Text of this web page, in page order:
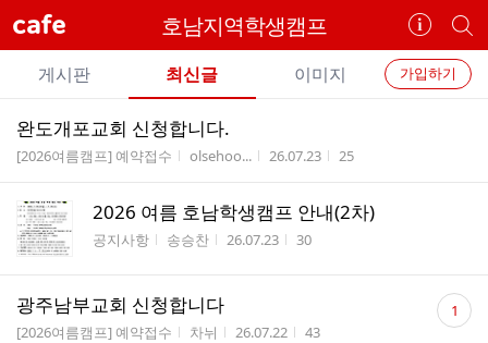
cafe 호남지역학생캠프
카
페
정
보
개
별
카
페
카
페
메
뉴
가입하기
게시판 최신글 이미지
전
체
글
리
완도개포교회 신청합니다.
게시판명
[2026여름캠프] 예약접수 작성자
olsehoo... 작성시간
26.07.23 조회수
25
2026 여름 호남학생캠프 안내(2차)
게시판명
공지사항 작성자
송승찬 작성시간
26.07.23 조회수
30
광주남부교회 신청합니다
게시판명
[2026여름캠프] 예약접수 작성자
차뉘 작성시간
26.07.22 조회수
43
댓
글 1